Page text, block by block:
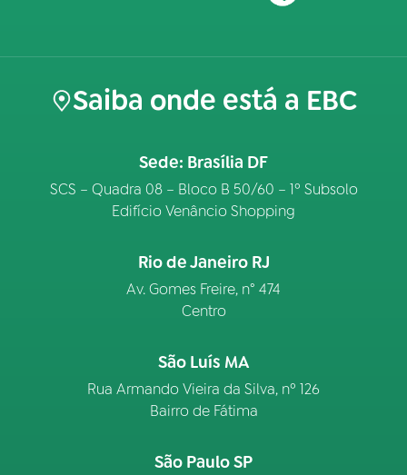
Saiba onde está a EBC
Sede: Brasília DF
SCS – Quadra 08 – Bloco B 50/60 – 1º Subsolo
Edifício Venâncio Shopping
Rio de Janeiro RJ
Av. Gomes Freire, n° 474
Centro
São Luís MA
Rua Armando Vieira da Silva, nº 126
Bairro de Fátima
São Paulo SP